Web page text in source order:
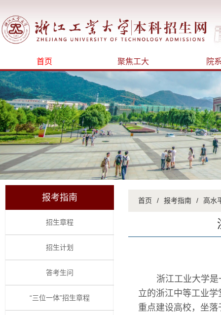
首页 聚焦工大 院
报考指南
招生章程
招生计划
答考生问
“三位一体”招生章程
首页 / 报考指南 / 高水
浙江工业大学
立的浙江中等工业
重点建设高校，坐